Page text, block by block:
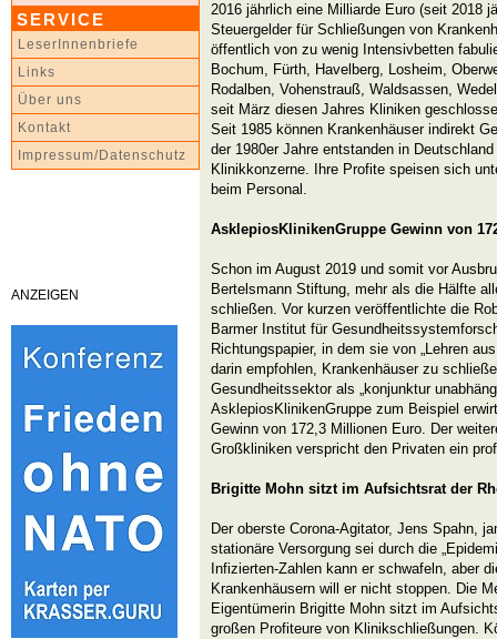
SERVICE
LeserInnenbriefe
Links
Über uns
Kontakt
Impressum/Datenschutz
ANZEIGEN
2016 jährlich eine Milliarde Euro (seit 2018
Steuergelder für Schließungen von
öffentlich von zu wenig Intensivbetten
Bochum, Fürth, Havelberg, Losheim,
Rodalben, Vohenstrauß, Waldsassen,
seit März diesen Jahres Kliniken
Seit 1985 können Krankenhäuser indirekt
der 1980er­ Jahre entstanden in
Klinikkonzerne. Ihre Profite speisen sich
beim Personal.
Asklepios­Kliniken­Gruppe Gewinn von
Schon im August 2019 und somit vor
Bertelsmann Stiftung, mehr als die Hälfte
schließen. Vor kurzen veröffentlichte die
Barmer Institut für
Richtungspapier, in dem sie von „Lehren
darin empfohlen, Krankenhäuser zu
Gesundheitssektor als „konjunktur­
Asklepios­Kliniken­Gruppe zum Beispiel
Gewinn von 172,3 Millionen Euro. Der
Großkliniken verspricht den Privaten ein
Brigitte Mohn sitzt im Aufsichtsrat der
Der oberste Corona-Agitator, Jens Spahn,
stationäre Versorgung sei durch die
Infizierten-Zahlen kann er schwafeln, aber
Krankenhäusern will er nicht stoppen. Die
Eigentümerin Brigitte Mohn sitzt im
großen Profiteure von Klinikschließungen.